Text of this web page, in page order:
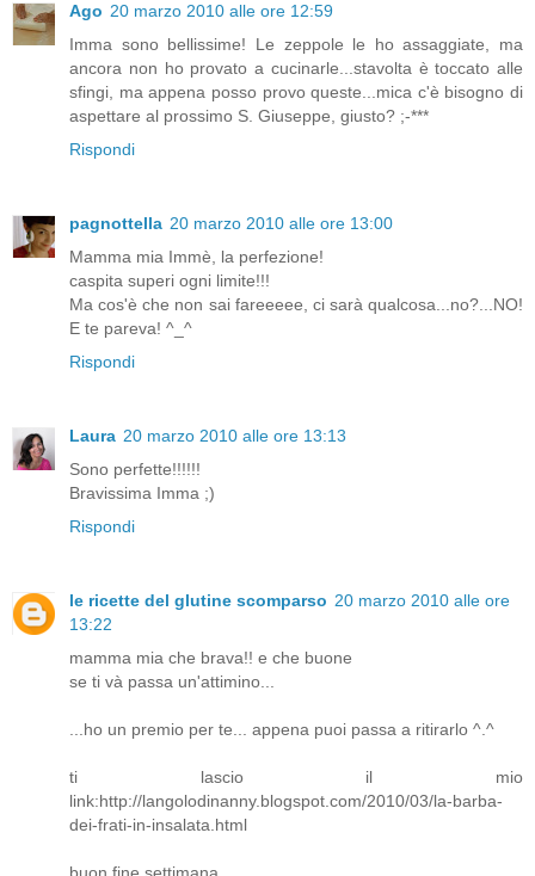
Ago 20 marzo 2010 alle ore 12:59
Imma sono bellissime! Le zeppole le ho assaggiate, ma
ancora non ho provato a cucinarle...stavolta è toccato alle
sfingi, ma appena posso provo queste...mica c'è bisogno di
aspettare al prossimo S. Giuseppe, giusto? ;-***
Rispondi
pagnottella 20 marzo 2010 alle ore 13:00
Mamma mia Immè, la perfezione!
caspita superi ogni limite!!!
Ma cos'è che non sai fareeeee, ci sarà qualcosa...no?...NO!
E te pareva! ^_^
Rispondi
Laura 20 marzo 2010 alle ore 13:13
Sono perfette!!!!!!
Bravissima Imma ;)
Rispondi
le ricette del glutine scomparso 20 marzo 2010 alle ore
13:22
mamma mia che brava!! e che buone
se ti và passa un'attimino...
...ho un premio per te... appena puoi passa a ritirarlo ^.^
ti lascio il mio
link:http://langolodinanny.blogspot.com/2010/03/la-barba-
dei-frati-in-insalata.html